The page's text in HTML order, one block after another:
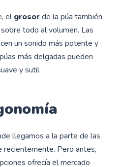
elgrosorde la púa también
todo al volumen. Las
un sonido más potente y
más delgadas pueden
y sutil.
llegamos a la parte de las
recientemente. Pero antes,
ofrecía el mercado